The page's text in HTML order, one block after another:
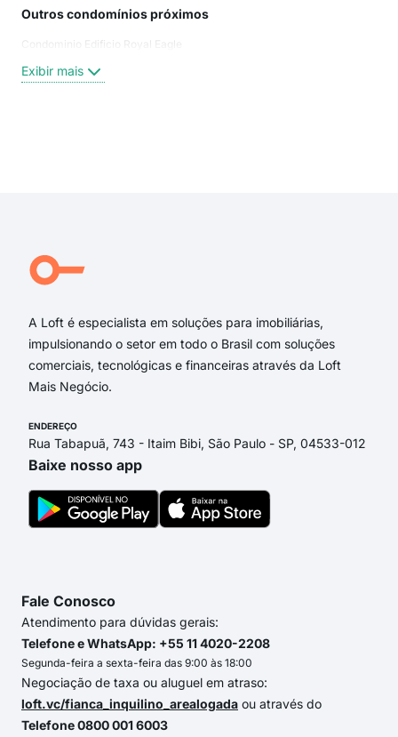
Outros condomínios próximos
Condominio Edificio Royal Eagle
Exibir mais
A Loft é especialista em soluções para imobiliárias,
impulsionando o setor em todo o Brasil com soluções
comerciais, tecnológicas e financeiras através da Loft
Mais Negócio.
ENDEREÇO
Rua Tabapuã, 743 - Itaim Bibi, São Paulo - SP, 04533-012
Baixe nosso app
Fale Conosco
Atendimento para dúvidas gerais:
Telefone e WhatsApp: +55 11 4020-2208
Segunda-feira a sexta-feira das 9:00 às 18:00
Negociação de taxa ou aluguel em atraso:
loft.vc/fianca_inquilino_arealogada ou através do
Telefone 0800 001 6003